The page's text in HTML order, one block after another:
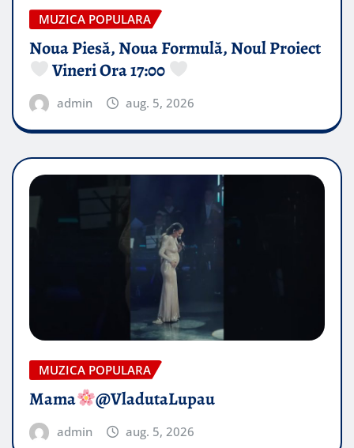
MUZICA POPULARA
Noua Piesă, Noua Formulă, Noul Proiect
Vineri Ora 17:00
admin aug. 5, 2026
MUZICA POPULARA
Mama @VladutaLupau
admin aug. 5, 2026